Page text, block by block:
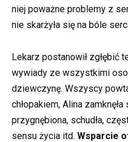
niej poważne problemy z
nie skarżyła się na bóle
Lekarz postanowił zgłębić
wywiady ze wszystkimi
dziewczynę. Wszyscy
chłopakiem, Alina
przygnębiona, schudła,
sensu życia itd. Wsparcie